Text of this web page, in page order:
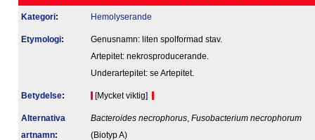
Kategori: Hemolyserande
Etymologi:
Genusnamn: liten spolformad stav.
Artepitet: nekrosproducerande.
Underartepitet: se Artepitet.
Betydelse: [Mycket viktig]
Alternativa
artnamn:
Bacteroides necrophorus Fusobacterium necrophorum
(Biotyp A)